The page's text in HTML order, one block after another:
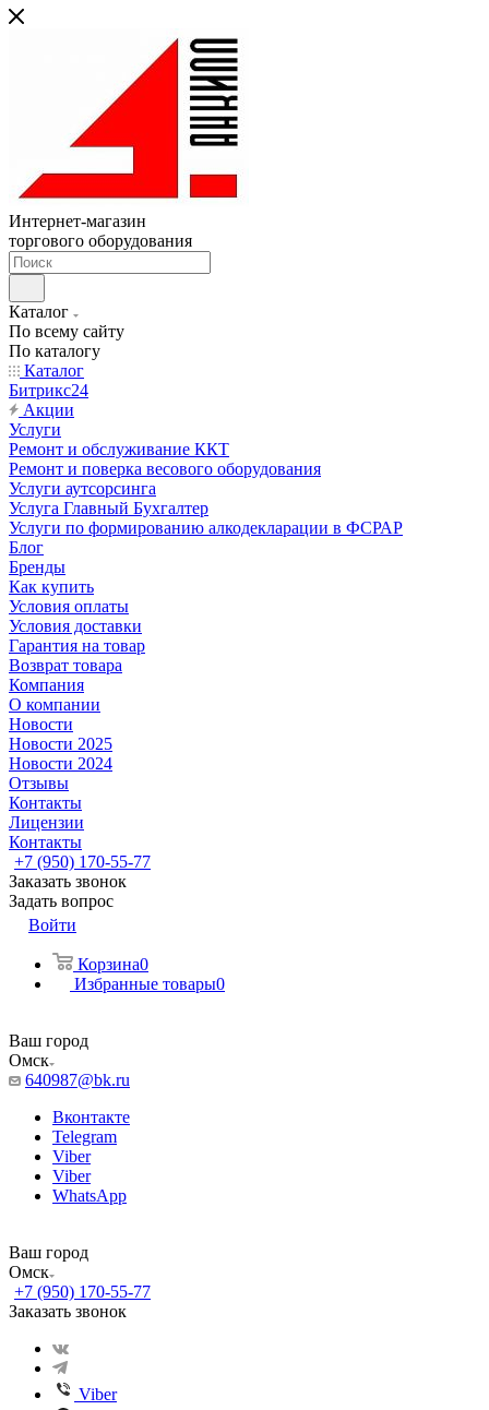
Интернет-магазин
торгового оборудования
Каталог
По всему сайту
По каталогу
Каталог
Битрикс24
Акции
Услуги
Ремонт и обслуживание ККТ
Ремонт и поверка весового оборудования
Услуги аутсорсинга
Услуга Главный Бухгалтер
Услуги по формированию алкодекларации в ФСРАР
Блог
Бренды
Как купить
Условия оплаты
Условия доставки
Гарантия на товар
Возврат товара
Компания
О компании
Новости
Новости 2025
Новости 2024
Отзывы
Контакты
Лицензии
Контакты
+7 (950) 170-55-77
Заказать звонок
Задать вопрос
Войти
Корзина0
Избранные товары0
Ваш город
Омск
640987@bk.ru
Вконтакте
Telegram
Viber
Viber
WhatsApp
Ваш город
Омск
+7 (950) 170-55-77
Заказать звонок
Viber